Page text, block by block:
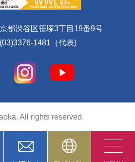
都渋谷区笹塚3丁目19番9号
1481（代表)
All rights reserved.